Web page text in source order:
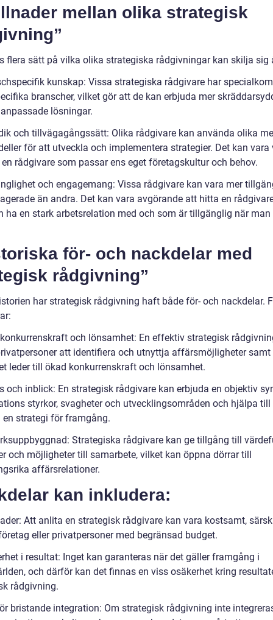
mellan olika strategisk
flera sätt på vilka olika strategiska rådgivningar kan skilja sig
kunskap: Vissa strategiska rådgivare har
branscher, vilket gör att de kan erbjuda mer
lösningar.
och tillvägagångssätt: Olika rådgivare kan använda olika
för att utveckla och implementera strategier. Det kan vara
rådgivare som passar ens eget företagskultur och behov.
och engagemang: Vissa rådgivare kan vara mer
än andra. Det kan vara avgörande att hitta en
ha en stark arbetsrelation med och som är tillgänglig när man
för- och nackdelar med
rådgivning”
har strategisk rådgivning haft både för- och nackdelar.
och lönsamhet: En effektiv strategisk
att identifiera och utnyttja affärsmöjligheter samt
leder till ökad konkurrenskraft och lönsamhet.
och inblick: En strategisk rådgivare kan erbjuda en objektiv
styrkor, svagheter och utvecklingsområden och hjälpa
strategi för framgång.
Strategiska rådgivare kan ge tillgång till
och möjligheter till samarbete, vilket kan öppna dörrar till
affärsrelationer.
kan inkludera:
Att anlita en strategisk rådgivare kan vara kostsamt,
eller privatpersoner med begränsad budget.
i resultat: Inget kan garanteras när det gäller framgång i
och därför kan det finnas en viss osäkerhet kring
rådgivning.
bristande integration: Om strategisk rådgivning inte